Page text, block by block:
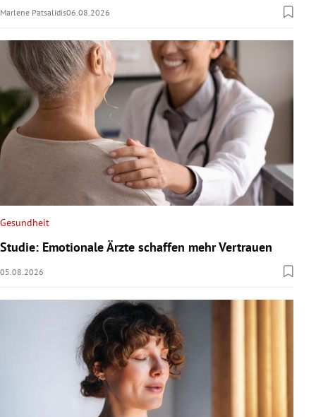
Marlene Patsalidis06.08.2026
Gesundheit
Studie: Emotionale Ärzte schaffen mehr Vertrauen
05.08.2026